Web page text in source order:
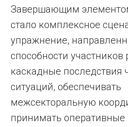
Завершающим
стало комплексное
упражнение,
способности участников
каскадные последствия
ситуаций, обеспечивать
межсекторальную
принимать